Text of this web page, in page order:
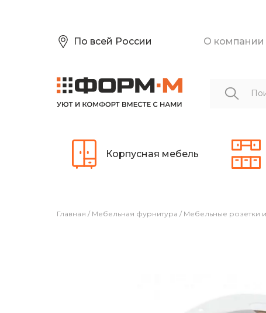
По всей России О компании
Корпусная мебель
Главная / Мебельная фурнитура / Мебельные розетки и